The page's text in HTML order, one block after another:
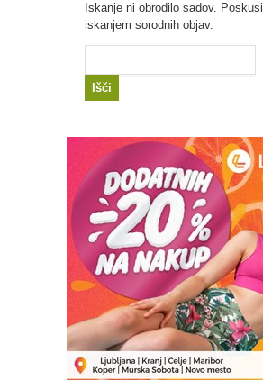
Iskanje ni obrodilo sadov.
iskanjem sorodnih objav.